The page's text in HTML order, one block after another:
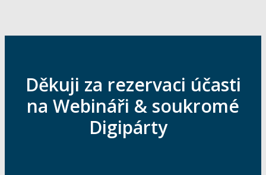
Děkuji za rezervaci účasti
na Webináři & soukromé
Digipárty